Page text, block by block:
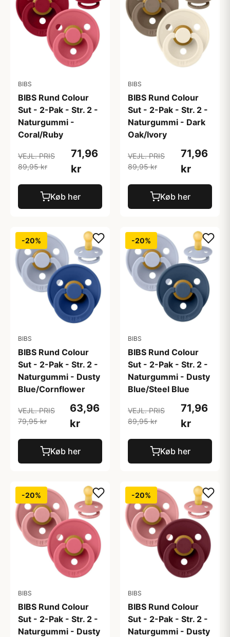
BIBS
BIBS Rund Colour
Sut - 2-Pak - Str. 2 -
Naturgummi -
Coral/Ruby
VEJL. PRIS
89,95 kr
71,96
kr
Køb her
BIBS
BIBS Rund Colour
Sut - 2-Pak - Str. 2 -
Naturgummi - Dark
Oak/Ivory
VEJL. PRIS
89,95 kr
71,96
kr
Køb her
-20%
BIBS
BIBS Rund Colour
Sut - 2-Pak - Str. 2 -
Naturgummi - Dusty
Blue/Cornflower
VEJL. PRIS
79,95 kr
63,96
kr
Køb her
-20%
BIBS
BIBS Rund Colour
Sut - 2-Pak - Str. 2 -
Naturgummi - Dusty
Blue/Steel Blue
VEJL. PRIS
89,95 kr
71,96
kr
Køb her
-20%
BIBS
BIBS Rund Colour
Sut - 2-Pak - Str. 2 -
Naturgummi - Dusty
-20%
BIBS
BIBS Rund Colour
Sut - 2-Pak - Str. 2 -
Naturgummi - Dusty